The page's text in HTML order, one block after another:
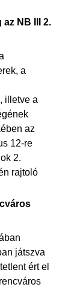
NB III 2.
a
illetve a
az
12-re
2.
rajtoló
játszva
ért el